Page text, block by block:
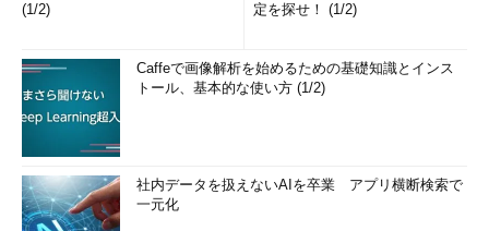
(1/2)
定を探せ！ (1/2)
Caffeで画像解析を始めるための基礎知識とインス
トール、基本的な使い方 (1/2)
社内データを扱えないAIを卒業 アプリ横断検索で
一元化